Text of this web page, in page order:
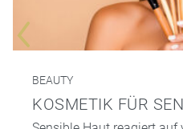
BEAUTY
KOSMETIK FÜR